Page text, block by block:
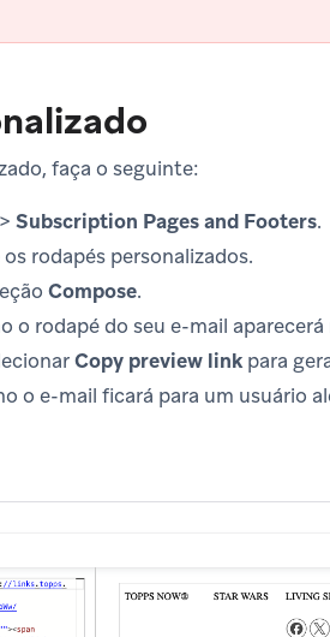
faça o seguinte:
> Subscription Pages and Footers.
rodapés personalizados.
Compose.
o rodapé do seu e-mail
Copy preview linkpara
o e-mail ficará para um usuário